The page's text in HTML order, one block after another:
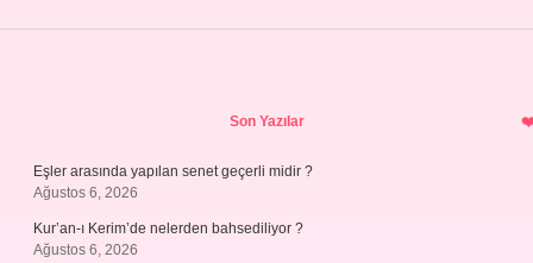
Son Yazılar
Eşler arasında yapılan senet geçerli midir ?
Ağustos 6, 2026
Kur’an-ı Kerim’de nelerden bahsediliyor ?
Ağustos 6, 2026